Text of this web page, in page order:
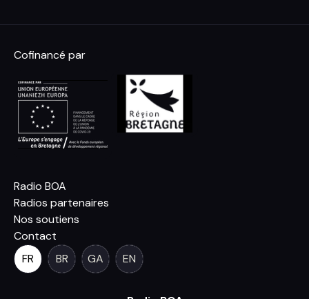
Cofinancé par
Radio BOA
Radios partenaires
Nos soutiens
Contact
FR
BR GA EN